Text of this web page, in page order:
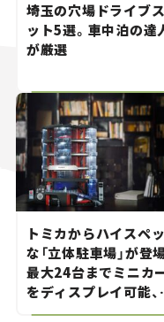
埼玉の穴場ドライブ
ット5選。車中泊の達
が厳選
トミカからハイスペ
な「立体駐車場」が登場
最大24台までミニカ
をディスプレイ可能、
別な「日産 GT-R